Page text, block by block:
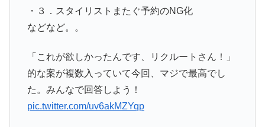
・３．スタイリストまたぐ予約のNG化
などなど。。
「これが欲しかったんです、リクルートさん！」
的な案が複数入っていて今回、マジで最高でし
た。みんなで回答しよう！
pic.twitter.com/uv6akMZYqp